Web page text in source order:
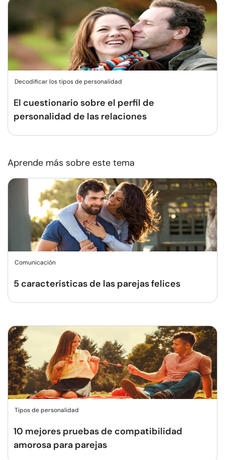
Decodificar los tipos de personalidad
El cuestionario sobre el perfil de
personalidad de las relaciones
Aprende más sobre este tema
Comunicación
5 características de las parejas felices
Tipos de personalidad
10 mejores pruebas de compatibilidad
amorosa para parejas